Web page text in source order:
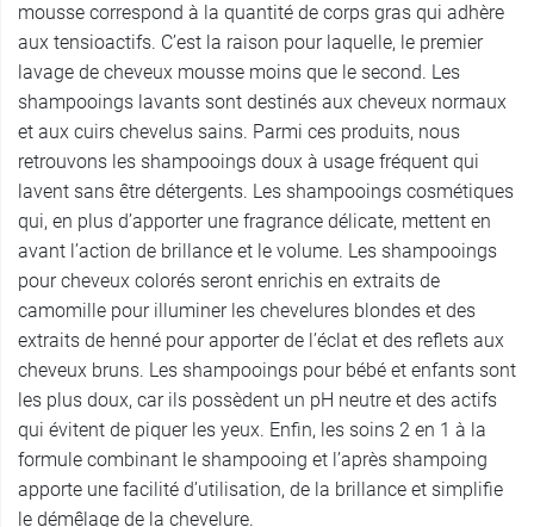
mousse correspond à la quantité de corps gras qui adhère
aux tensioactifs. C’est la raison pour laquelle, le premier
lavage de cheveux mousse moins que le second. Les
shampooings lavants sont destinés aux cheveux normaux
et aux cuirs chevelus sains. Parmi ces produits, nous
retrouvons les shampooings doux à usage fréquent qui
lavent sans être détergents. Les shampooings cosmétiques
qui, en plus d’apporter une fragrance délicate, mettent en
avant l’action de brillance et le volume. Les shampooings
pour cheveux colorés seront enrichis en extraits de
camomille pour illuminer les chevelures blondes et des
extraits de henné pour apporter de l’éclat et des reflets aux
cheveux bruns. Les shampooings pour bébé et enfants sont
les plus doux, car ils possèdent un pH neutre et des actifs
qui évitent de piquer les yeux. Enfin, les soins 2 en 1 à la
formule combinant le shampooing et l’après shampoing
apporte une facilité d’utilisation, de la brillance et simplifie
le démêlage de la chevelure.